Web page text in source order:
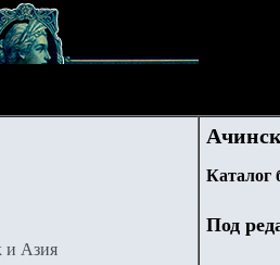
и Азия
Каталог
Под